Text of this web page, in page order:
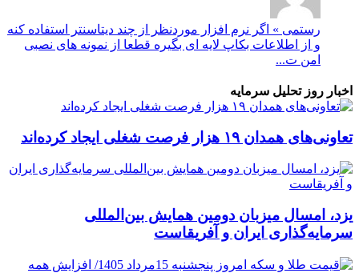
رستمی » اگر نرم افزار موردنظر از چند دیتاسنتر استفاده کنه
و از اطلاعات بکاپ لایه ای بگیره قطعا از نمونه های نصبی
امن ت...
اخبار روز تحلیل سرمایه
تعاونی‌های همدان ۱۹ هزار فرصت شغلی ایجاد کرده‌اند
یزد، امسال میزبان دومین همایش بین‌المللی
سرمایه‌گذاری ایران و آفریقاست